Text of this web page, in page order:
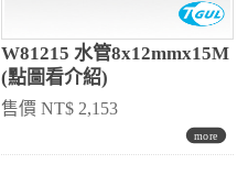
W81215 水管8x12mmx15M
(點圖看介紹)
售價 NT$ 2,153